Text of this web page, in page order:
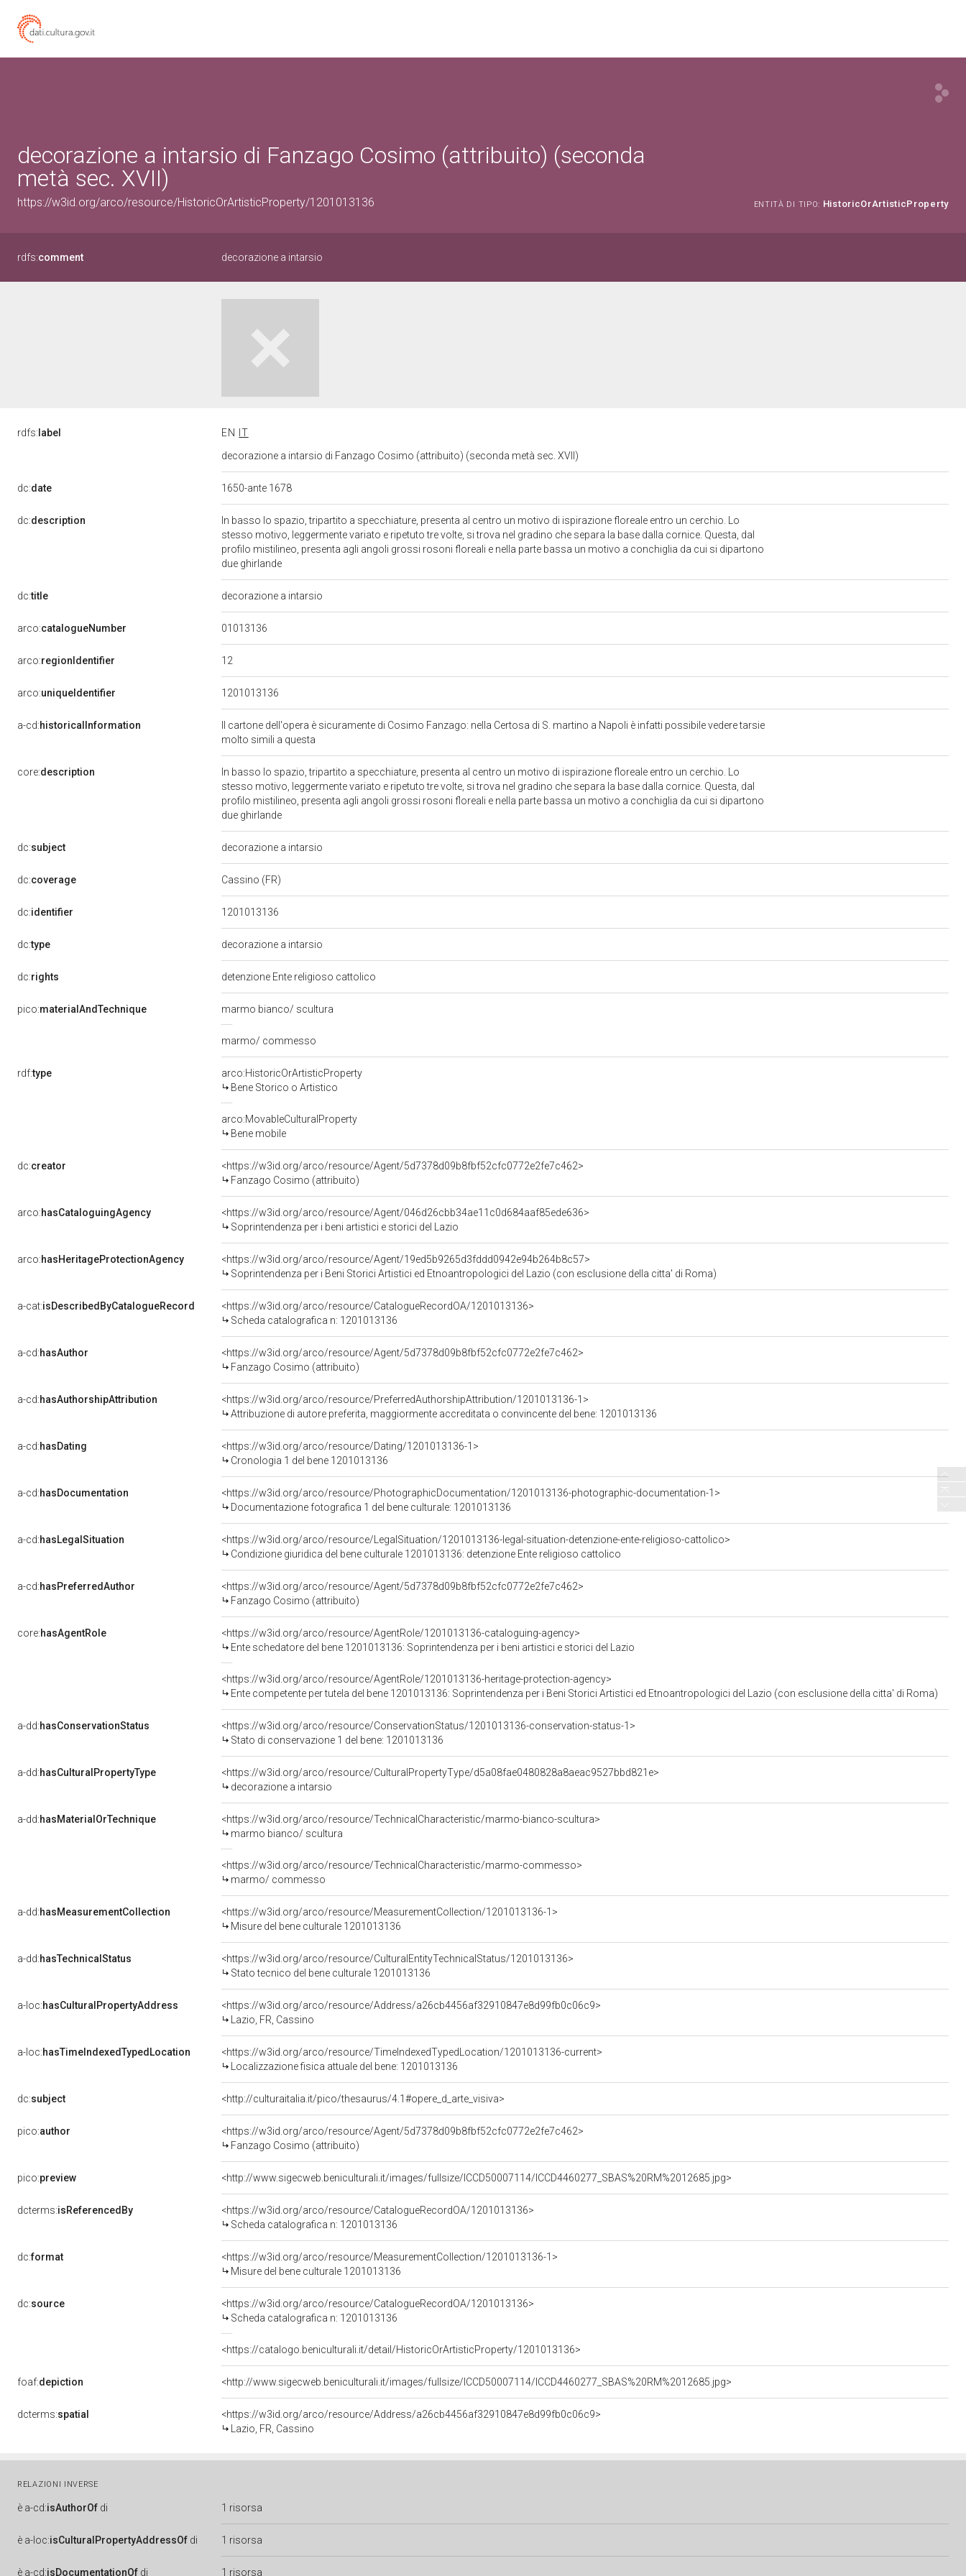
decorazione a intarsio di Fanzago Cosimo (attribuito) (seconda
metà sec. XVII)
https://w3id.org/arco/resource/HistoricOrArtisticProperty/1201013136 ENTITÀ DI TIPO: HistoricOrArtisticProperty
rdfs:comment decorazione a intarsio
rdfs: label EN
IT
decorazione a intarsio di Fanzago Cosimo (attribuito) (seconda metà sec. XVII)
dc:date 1650-ante 1678
dc:description
In basso lo spazio, tripartito a specchiature, presenta al centro un motivo di ispirazione floreale entro un cerchio. Lo
stesso motivo, leggermente variato e ripetuto tre volte, si trova nel gradino che separa la base dalla cornice. Questa, dal
profilo mistilineo, presenta agli angoli grossi rosoni floreali e nella parte bassa un motivo a conchiglia da cui si dipartono
due ghirlande
dc:title decorazione a intarsio
arco:catalogueNumber 01013136
arco:regionIdentifier 12
arco:uniqueIdentifier 1201013136
a-cd:historicalInformation
Il cartone dell'opera è sicuramente di Cosimo Fanzago: nella Certosa di S. martino a Napoli è infatti possibile vedere tarsie
molto simili a questa
core:description
In basso lo spazio, tripartito a specchiature, presenta al centro un motivo di ispirazione floreale entro un cerchio. Lo
stesso motivo, leggermente variato e ripetuto tre volte, si trova nel gradino che separa la base dalla cornice. Questa, dal
profilo mistilineo, presenta agli angoli grossi rosoni floreali e nella parte bassa un motivo a conchiglia da cui si dipartono
due ghirlande
dc:subject decorazione a intarsio
dc:coverage Cassino (FR)
dc:identifier 1201013136
dc:type decorazione a intarsio
dc:rights detenzione Ente religioso cattolico
pico:materialAndTechnique marmo bianco/ scultura
marmo/ commesso
rdf:type
arco:HistoricOrArtisticProperty
Bene Storico o Artistico
arco:MovableCulturalProperty
Bene mobile
dc:creator
<https://w3id.org/arco/resource/Agent/5d7378d09b8fbf52cfc0772e2fe7c462>
Fanzago Cosimo (attribuito)
arco:hasCataloguingAgency
<https://w3id.org/arco/resource/Agent/046d26cbb34ae11c0d684aaf85ede636>
Soprintendenza per i beni artistici e storici del Lazio
arco:hasHeritageProtectionAgency
<https://w3id.org/arco/resource/Agent/19ed5b9265d3fddd0942e94b264b8c57>
Soprintendenza per i Beni Storici Artistici ed Etnoantropologici del Lazio (con esclusione della citta' di Roma)
a-cat:isDescribedByCatalogueRecord
<https://w3id.org/arco/resource/CatalogueRecordOA/1201013136>
Scheda catalografica n: 1201013136
a-cd:hasAuthor
<https://w3id.org/arco/resource/Agent/5d7378d09b8fbf52cfc0772e2fe7c462>
Fanzago Cosimo (attribuito)
a-cd:hasAuthorshipAttribution
<https://w3id.org/arco/resource/PreferredAuthorshipAttribution/1201013136-1>
Attribuzione di autore preferita, maggiormente accreditata o convincente del bene: 1201013136
a-cd:hasDating
<https://w3id.org/arco/resource/Dating/1201013136-1>
Cronologia 1 del bene 1201013136
a-cd:hasDocumentation
<https://w3id.org/arco/resource/PhotographicDocumentation/1201013136-photographic-documentation-1>
Documentazione fotografica 1 del bene culturale: 1201013136
a-cd:hasLegalSituation
<https://w3id.org/arco/resource/LegalSituation/1201013136-legal-situation-detenzione-ente-religioso-cattolico>
Condizione giuridica del bene culturale 1201013136: detenzione Ente religioso cattolico
a-cd:hasPreferredAuthor
<https://w3id.org/arco/resource/Agent/5d7378d09b8fbf52cfc0772e2fe7c462>
Fanzago Cosimo (attribuito)
core:hasAgentRole
<https://w3id.org/arco/resource/AgentRole/1201013136-cataloguing-agency>
Ente schedatore del bene 1201013136: Soprintendenza per i beni artistici e storici del Lazio
<https://w3id.org/arco/resource/AgentRole/1201013136-heritage-protection-agency>
Ente competente per tutela del bene 1201013136: Soprintendenza per i Beni Storici Artistici ed Etnoantropologici del Lazio (con esclusione della citta' di Roma)
a-dd:hasConservationStatus
<https://w3id.org/arco/resource/ConservationStatus/1201013136-conservation-status-1>
Stato di conservazione 1 del bene: 1201013136
a-dd:hasCulturalPropertyType
<https://w3id.org/arco/resource/CulturalPropertyType/d5a08fae0480828a8aeac9527bbd821e>
decorazione a intarsio
a-dd:hasMaterialOrTechnique
<https://w3id.org/arco/resource/TechnicalCharacteristic/marmo-bianco-scultura>
marmo bianco/ scultura
<https://w3id.org/arco/resource/TechnicalCharacteristic/marmo-commesso>
marmo/ commesso
a-dd:hasMeasurementCollection
<https://w3id.org/arco/resource/MeasurementCollection/1201013136-1>
Misure del bene culturale 1201013136
a-dd:hasTechnicalStatus
<https://w3id.org/arco/resource/CulturalEntityTechnicalStatus/1201013136>
Stato tecnico del bene culturale 1201013136
a-loc:hasCulturalPropertyAddress
<https://w3id.org/arco/resource/Address/a26cb4456af32910847e8d99fb0c06c9>
Lazio, FR, Cassino
a-loc:hasTimeIndexedTypedLocation
<https://w3id.org/arco/resource/TimeIndexedTypedLocation/1201013136-current>
Localizzazione fisica attuale del bene: 1201013136
dc:subject <http://culturaitalia.it/pico/thesaurus/4.1#opere_d_arte_visiva>
pico:author
<https://w3id.org/arco/resource/Agent/5d7378d09b8fbf52cfc0772e2fe7c462>
Fanzago Cosimo (attribuito)
pico:preview <http://www.sigecweb.beniculturali.it/images/fullsize/ICCD50007114/ICCD4460277_SBAS%20RM%2012685.jpg>
dcterms:isReferencedBy
<https://w3id.org/arco/resource/CatalogueRecordOA/1201013136>
Scheda catalografica n: 1201013136
dc:format
<https://w3id.org/arco/resource/MeasurementCollection/1201013136-1>
Misure del bene culturale 1201013136
dc:source
<https://w3id.org/arco/resource/CatalogueRecordOA/1201013136>
Scheda catalografica n: 1201013136
<https://catalogo.beniculturali.it/detail/HistoricOrArtisticProperty/1201013136>
foaf:depiction <http://www.sigecweb.beniculturali.it/images/fullsize/ICCD50007114/ICCD4460277_SBAS%20RM%2012685.jpg>
dcterms:spatial
<https://w3id.org/arco/resource/Address/a26cb4456af32910847e8d99fb0c06c9>
Lazio, FR, Cassino
RELAZIONI INVERSE
è a-cd:isAuthorOf di 1 risorsa
è a-loc:isCulturalPropertyAddressOf di 1 risorsa
è a-cd:isDocumentationOf di 1 risorsa